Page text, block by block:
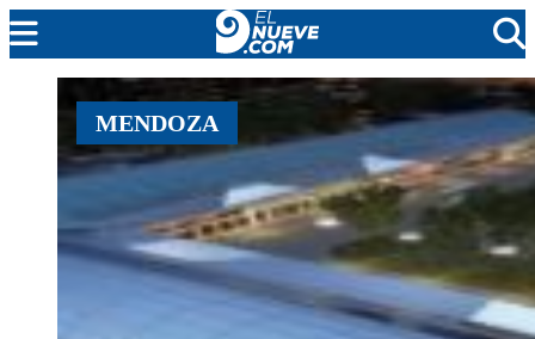
EL NUEVE
SOCIEDAD
POLÍTICA
POLICIALES
EN VIVO
MENDOZA